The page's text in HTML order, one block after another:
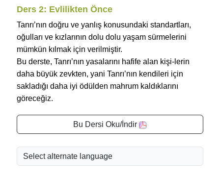
Ders 2: Evlilikten Önce
Tanrı’nın doğru ve yanlış konusundaki standartları,
oğulları ve kızlarının dolu dolu yaşam sürmelerini
mümkün kılmak için verilmiştir.
Bu derste, Tanrı’nın yasalarını hafife alan kişi-lerin
daha büyük zevkten, yani Tanrı’nın kendileri için
sakladığı daha iyi ödülden mahrum kaldıklarını
göreceğiz.
Bu Dersi Oku/İndir